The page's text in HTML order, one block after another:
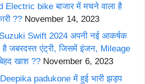
bike बाजार में मचने वाला है
?? November 14, 2023
Swift 2024 अपनी नई आकर्षक
जबरदस्त एंट्री, जिसमें इंजन, Mileage
खाश ?? November 6, 2023
padukone में हुई भारी झड़प